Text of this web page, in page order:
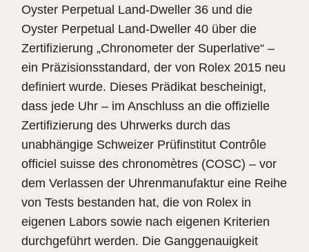
Oyster Perpetual Land-Dweller 36 und die
Oyster Perpetual Land-Dweller 40 über die
Zertifizierung „Chronometer der Superlative“ –
ein Präzisionsstandard, der von Rolex 2015 neu
definiert wurde. Dieses Prädikat bescheinigt,
dass jede Uhr – im Anschluss an die offizielle
Zertifizierung des Uhrwerks durch das
unabhängige Schweizer Prüfinstitut Contrôle
officiel suisse des chronomètres (COSC) – vor
dem Verlassen der Uhrenmanufaktur eine Reihe
von Tests bestanden hat, die von Rolex in
eigenen Labors sowie nach eigenen Kriterien
durchgeführt werden. Die Ganggenauigkeit